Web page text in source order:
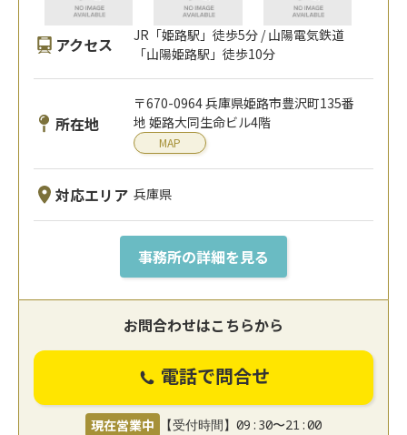
アクセス
JR「姫路駅」徒歩5分 / 山陽電気鉄道
「山陽姫路駅」徒歩10分
所在地
〒670-0964 兵庫県姫路市豊沢町135番
地 姫路大同生命ビル4階
MAP
対応エリア 兵庫県
事務所の詳細を見る
お問合わせはこちらから
電話で問合せ
現在営業中 【受付時間】09:30〜21:00